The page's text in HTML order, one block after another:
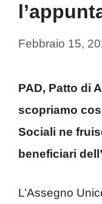
Febbraio 15,
PAD, Patto di
scopriamo
Sociali ne
beneficiari
L’Assegno